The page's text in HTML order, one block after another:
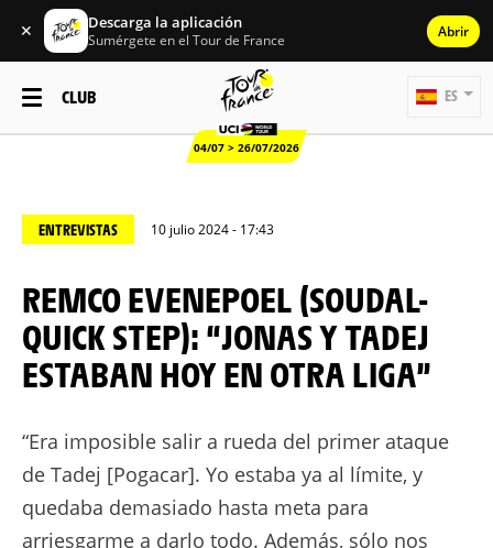
✕ Descarga la aplicación
Sumérgete en el Tour de France Abrir
CLUB
04/07 > 26/07/2026
ES
ENTREVISTAS 10 julio 2024 - 17:43
REMCO EVENEPOEL (SOUDAL-
QUICK STEP): “JONAS Y TADEJ
ESTABAN HOY EN OTRA LIGA”
“Era imposible salir a rueda del primer ataque
de Tadej [Pogacar]. Yo estaba ya al límite, y
quedaba demasiado hasta meta para
arriesgarme a darlo todo. Además, sólo nos